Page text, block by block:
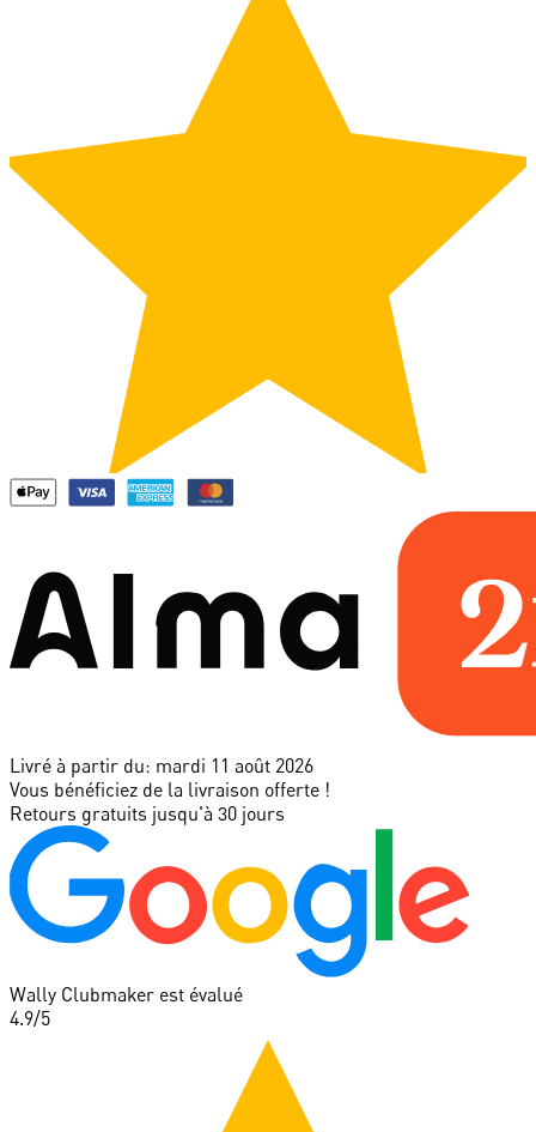
Livré à partir du: mardi 11 août 2026
Vous bénéficiez de la livraison offerte !
Retours gratuits jusqu'à 30 jours
Wally Clubmaker est évalué
4.9/5